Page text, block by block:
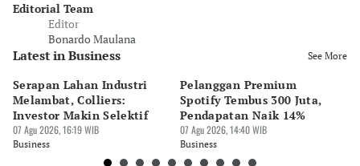
Editorial Team
Editor
Bonardo Maulana
Latest in Business See More
Serapan Lahan Industri
Melambat, Colliers:
Investor Makin Selektif
07 Agu 2026, 16:19 WIB
Business
Pelanggan Premium
Spotify Tembus 300 Juta,
Pendapatan Naik 14%
07 Agu 2026, 14:40 WIB
Business